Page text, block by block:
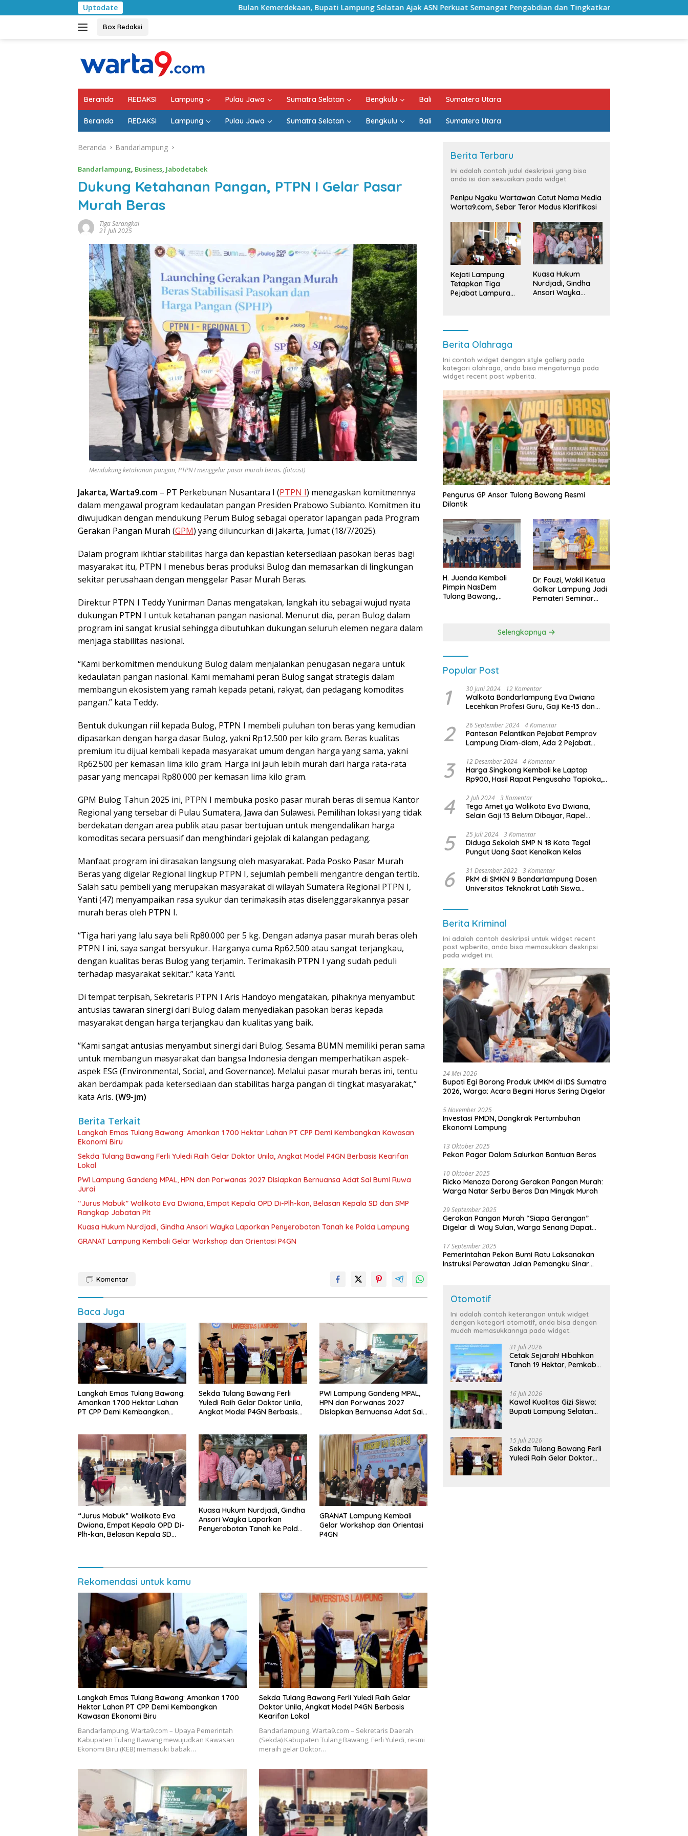
ke
Uptodate Bulan Kemerdekaan, Bupati Lampung Selatan Ajak ASN Perkuat Semangat Pengabdian dan Tingkatkan Pelayanan Publik
Box Redaksi
Beranda REDAKSI Lampung Pulau Jawa Sumatra Selatan Bengkulu Bali Sumatera Utara
Beranda REDAKSI Lampung Pulau Jawa Sumatra Selatan Bengkulu Bali Sumatera Utara
Beranda Bandarlampung
Bandarlampung, Business, Jabodetabek
Dukung Ketahanan Pangan, PTPN I Gelar Pasar
Murah Beras
Tiga Serangkai
21 Juli 2025
Mendukung ketahanan pangan, PTPN I menggelar pasar murah beras. (foto:ist)
Jakarta, Warta9.com – PT Perkebunan Nusantara I (PTPN I) menegaskan komitmennya
dalam mengawal program kedaulatan pangan Presiden Prabowo Subianto. Komitmen itu
diwujudkan dengan mendukung Perum Bulog sebagai operator lapangan pada Program
Gerakan Pangan Murah (GPM) yang diluncurkan di Jakarta, Jumat (18/7/2025).
Dalam program ikhtiar stabilitas harga dan kepastian ketersediaan pasokan beras bagi
masyarakat itu, PTPN I menebus beras produksi Bulog dan memasarkan di lingkungan
sekitar perusahaan dengan menggelar Pasar Murah Beras.
Direktur PTPN I Teddy Yunirman Danas mengatakan, langkah itu sebagai wujud nyata
dukungan PTPN I untuk ketahanan pangan nasional. Menurut dia, peran Bulog dalam
program ini sangat krusial sehingga dibutuhkan dukungan seluruh elemen negara dalam
menjaga stabilitas nasional.
“Kami berkomitmen mendukung Bulog dalam menjalankan penugasan negara untuk
kedaulatan pangan nasional. Kami memahami peran Bulog sangat strategis dalam
membangun ekosistem yang ramah kepada petani, rakyat, dan pedagang komoditas
pangan.” kata Teddy.
Bentuk dukungan riil kepada Bulog, PTPN I membeli puluhan ton beras yang kemudian
dipasarkan dengan harga dasar Bulog, yakni Rp12.500 per kilo gram. Beras kualitas
premium itu dijual kembali kepada masyarakat umum dengan harga yang sama, yakni
Rp62.500 per kemasan lima kilo gram. Harga ini jauh lebih murah dari harga rata-rata
pasar yang mencapai Rp80.000 per kemasan lima kilo gram.
GPM Bulog Tahun 2025 ini, PTPN I membuka posko pasar murah beras di semua Kantor
Regional yang tersebar di Pulau Sumatera, Jawa dan Sulawesi. Pemilihan lokasi yang tidak
berdekatan dengan area publik atau pasar bertujuan untuk mengendalikan harga
komoditas secara persuasif dan menghindari gejolak di kalangan pedagang.
Manfaat program ini dirasakan langsung oleh masyarakat. Pada Posko Pasar Murah
Beras yang digelar Regional lingkup PTPN I, sejumlah pembeli mengantre dengan tertib.
Salah satu pembeli yang merupakan masyarakat di wilayah Sumatera Regional PTPN I,
Yanti (47) menyampaikan rasa syukur dan terimakasih atas diselenggarakannya pasar
murah beras oleh PTPN I.
“Tiga hari yang lalu saya beli Rp80.000 per 5 kg. Dengan adanya pasar murah beras oleh
PTPN I ini, saya sangat bersyukur. Harganya cuma Rp62.500 atau sangat terjangkau,
dengan kualitas beras Bulog yang terjamin. Terimakasih PTPN I yang sudah peduli
terhadap masyarakat sekitar.” kata Yanti.
Di tempat terpisah, Sekretaris PTPN I Aris Handoyo mengatakan, pihaknya menyambut
antusias tawaran sinergi dari Bulog dalam menyediakan pasokan beras kepada
masyarakat dengan harga terjangkau dan kualitas yang baik.
“Kami sangat antusias menyambut sinergi dari Bulog. Sesama BUMN memiliki peran sama
untuk membangun masyarakat dan bangsa Indonesia dengan memperhatikan aspek-
aspek ESG (Environmental, Social, and Governance). Melalui pasar murah beras ini, tentu
akan berdampak pada ketersediaan dan stabilitas harga pangan di tingkat masyarakat,”
kata Aris. (W9-jm)
Berita Terkait
Langkah Emas Tulang Bawang: Amankan 1.700 Hektar Lahan PT CPP Demi Kembangkan Kawasan
Ekonomi Biru
Sekda Tulang Bawang Ferli Yuledi Raih Gelar Doktor Unila, Angkat Model P4GN Berbasis Kearifan
Lokal
PWI Lampung Gandeng MPAL, HPN dan Porwanas 2027 Disiapkan Bernuansa Adat Sai Bumi Ruwa
Jurai
“Jurus Mabuk” Walikota Eva Dwiana, Empat Kepala OPD Di-Plh-kan, Belasan Kepala SD dan SMP
Rangkap Jabatan Plt
Kuasa Hukum Nurdjadi, Gindha Ansori Wayka Laporkan Penyerobotan Tanah ke Polda Lampung
GRANAT Lampung Kembali Gelar Workshop dan Orientasi P4GN
Komentar
Baca Juga
Langkah Emas Tulang Bawang:
Amankan 1.700 Hektar Lahan
PT CPP Demi Kembangkan
Sekda Tulang Bawang Ferli
Yuledi Raih Gelar Doktor Unila,
Angkat Model P4GN Berbasis
PWI Lampung Gandeng MPAL,
HPN dan Porwanas 2027
Disiapkan Bernuansa Adat Sai
“Jurus Mabuk” Walikota Eva
Dwiana, Empat Kepala OPD Di-
Plh-kan, Belasan Kepala SD
Kuasa Hukum Nurdjadi, Gindha
Ansori Wayka Laporkan
Penyerobotan Tanah ke Polda
GRANAT Lampung Kembali
Gelar Workshop dan Orientasi
P4GN
Rekomendasi untuk kamu
Langkah Emas Tulang Bawang: Amankan 1.700
Hektar Lahan PT CPP Demi Kembangkan
Kawasan Ekonomi Biru
Bandarlampung, Warta9.com – Upaya Pemerintah
Kabupaten Tulang Bawang mewujudkan Kawasan
Ekonomi Biru (KEB) memasuki babak…
Sekda Tulang Bawang Ferli Yuledi Raih Gelar
Doktor Unila, Angkat Model P4GN Berbasis
Kearifan Lokal
Bandarlampung, Warta9.com – Sekretaris Daerah
(Sekda) Kabupaten Tulang Bawang, Ferli Yuledi, resmi
meraih gelar Doktor…
Berita Terbaru
Ini adalah contoh judul deskripsi yang bisa
anda isi dan sesuaikan pada widget
Penipu Ngaku Wartawan Catut Nama Media
Warta9.com, Sebar Teror Modus Klarifikasi
Kejati Lampung
Tetapkan Tiga
Pejabat Lampura
Kuasa Hukum
Nurdjadi, Gindha
Ansori Wayka
Berita Olahraga
Ini contoh widget dengan style gallery pada
kategori olahraga, anda bisa mengaturnya pada
widget recent post wpberita.
Pengurus GP Ansor Tulang Bawang Resmi
Dilantik
H. Juanda Kembali
Pimpin NasDem
Tulang Bawang,
Dr. Fauzi, Wakil Ketua
Golkar Lampung Jadi
Pemateri Seminar
Kebangsaan
Selengkapnya
Popular Post
1 30 Juni 2024 12 Komentar
Walkota Bandarlampung Eva Dwiana
Lecehkan Profesi Guru, Gaji Ke-13 dan
2 26 September 2024 4 Komentar
Pantesan Pelantikan Pejabat Pemprov
Lampung Diam-diam, Ada 2 Pejabat
3 12 Desember 2024 4 Komentar
Harga Singkong Kembali ke Laptop
Rp900, Hasil Rapat Pengusaha Tapioka,
Lampung
4 2 Juli 2024 3 Komentar
Tega Amet ya Walikota Eva Dwiana,
Selain Gaji 13 Belum Dibayar, Rapel
Dibayar
5 25 Juli 2024 3 Komentar
Diduga Sekolah SMP N 18 Kota Tegal
Pungut Uang Saat Kenaikan Kelas
6 31 Desember 2022 3 Komentar
PkM di SMKN 9 Bandarlampung Dosen
Universitas Teknokrat Latih Siswa
Berita Kriminal
Ini adalah contoh deskripsi untuk widget recent
post wpberita, anda bisa memasukkan deskripsi
pada widget ini.
24 Mei 2026
Bupati Egi Borong Produk UMKM di IDS Sumatra
2026, Warga: Acara Begini Harus Sering Digelar
5 November 2025
Investasi PMDN, Dongkrak Pertumbuhan
Ekonomi Lampung
13 Oktober 2025
Pekon Pagar Dalam Salurkan Bantuan Beras
10 Oktober 2025
Ricko Menoza Dorong Gerakan Pangan Murah:
Warga Natar Serbu Beras Dan Minyak Murah
29 September 2025
Gerakan Pangan Murah “Siapa Gerangan”
Digelar di Way Sulan, Warga Senang Dapat
17 September 2025
Pemerintahan Pekon Bumi Ratu Laksanakan
Instruksi Perawatan Jalan Pemangku Sinar
Otomotif
Ini adalah contoh keterangan untuk widget
dengan kategori otomotif, anda bisa dengan
mudah memasukkannya pada widget.
31 Juli 2026
Cetak Sejarah! Hibahkan
Tanah 19 Hektar, Pemkab
Terintegrasi Pertama di
Lampung
16 Juli 2026
Kawal Kualitas Gizi Siswa:
Bupati Lampung Selatan
Bergizi Gratis di Natar
15 Juli 2026
Sekda Tulang Bawang Ferli
Yuledi Raih Gelar Doktor